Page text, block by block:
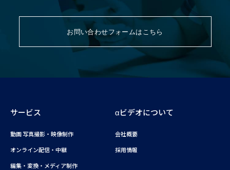
お問い合わせフォームはこちら
サービス
動画 写真撮影・映像制作
オンライン配信・中継
編集・変換・メディア制作
αビデオについて
会社概要
採用情報